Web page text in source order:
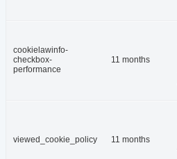
cookielawinfo-
checkbox-
performance
11 months
viewed_cookie_policy 11 months